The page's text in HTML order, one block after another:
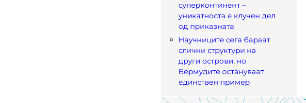
суперконтинент –
уникатноста е клучен дел
од приказната
Научниците сега бараат
слични структури на
други острови, но
Бермудите остануваат
единствен пример